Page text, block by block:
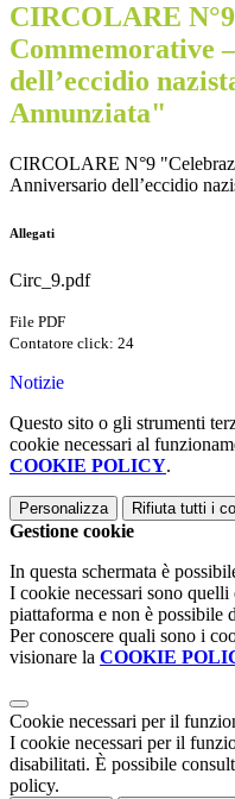
CIRCOLARE
Commemorative
dell’eccidio
Annunziata"
CIRCOLARE N°9
Anniversario dell’eccidio
Allegati
Circ_9.pdf
File PDF
Contatore click: 24
Notizie
Questo sito o gli strumenti
cookie necessari al
COOKIE POLICY.
Personalizza Rifiuta tutti i
Gestione cookie
In questa schermata è
I cookie necessari sono
piattaforma e non è possibile
Per conoscere quali sono i
visionare la COOKIE
Cookie necessari per il
I cookie necessari per il
disabilitati. È possibile
policy.